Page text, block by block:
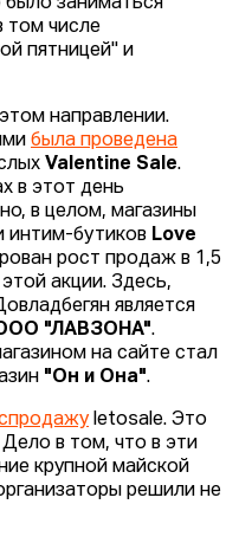
том числе
пятницей" и
направлении.
была проведена
Valentine Sale.
в этот день
в целом, магазины
интим-бутиков Love
рост продаж в 1,5
акции. Здесь,
является
"ЛАВЗОНА".
на сайте стал
"Он и Она".
letosale. Это
в том, что в эти
крупной майской
решили не